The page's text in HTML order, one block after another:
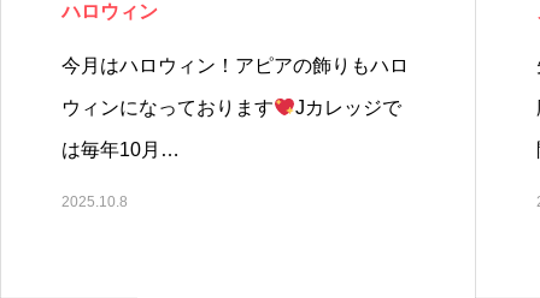
ハロウィン
今月はハロウィン！アピアの飾りもハロ
ウィンになっております Jカレッジで
は毎年10月…
2025.10.8